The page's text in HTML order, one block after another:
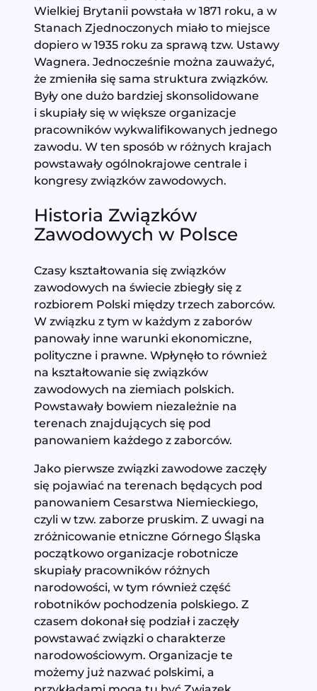
Wielkiej Brytanii powstała w 1871 roku, a w
Stanach Zjednoczonych miało to miejsce
dopiero w 1935 roku za sprawą tzw. Ustawy
Wagnera. Jednocześnie można zauważyć,
że zmieniła się sama struktura związków.
Były one dużo bardziej skonsolidowane
i skupiały się w większe organizacje
pracowników wykwalifikowanych jednego
zawodu. W ten sposób w różnych krajach
powstawały ogólnokrajowe centrale i
kongresy związków zawodowych.
Historia Związków
Zawodowych w Polsce
Czasy kształtowania się związków
zawodowych na świecie zbiegły się z
rozbiorem Polski między trzech zaborców.
W związku z tym w każdym z zaborów
panowały inne warunki ekonomiczne,
polityczne i prawne. Wpłynęło to również
na kształtowanie się związków
zawodowych na ziemiach polskich.
Powstawały bowiem niezależnie na
terenach znajdujących się pod
panowaniem każdego z zaborców.
Jako pierwsze związki zawodowe zaczęły
się pojawiać na terenach będących pod
panowaniem Cesarstwa Niemieckiego,
czyli w tzw. zaborze pruskim. Z uwagi na
zróżnicowanie etniczne Górnego Śląska
początkowo organizacje robotnicze
skupiały pracowników różnych
narodowości, w tym również część
robotników pochodzenia polskiego. Z
czasem dokonał się podział i zaczęły
powstawać związki o charakterze
narodowościowym. Organizacje te
możemy już nazwać polskimi, a